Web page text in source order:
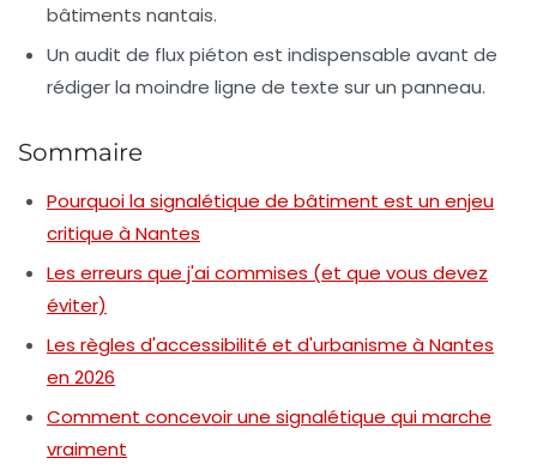
bâtiments nantais.
Un audit de flux piéton est indispensable avant de
rédiger la moindre ligne de texte sur un panneau.
Sommaire
Pourquoi la signalétique de bâtiment est un enjeu
critique à Nantes
Les erreurs que j'ai commises (et que vous devez
éviter)
Les règles d'accessibilité et d'urbanisme à Nantes
en 2026
Comment concevoir une signalétique qui marche
vraiment